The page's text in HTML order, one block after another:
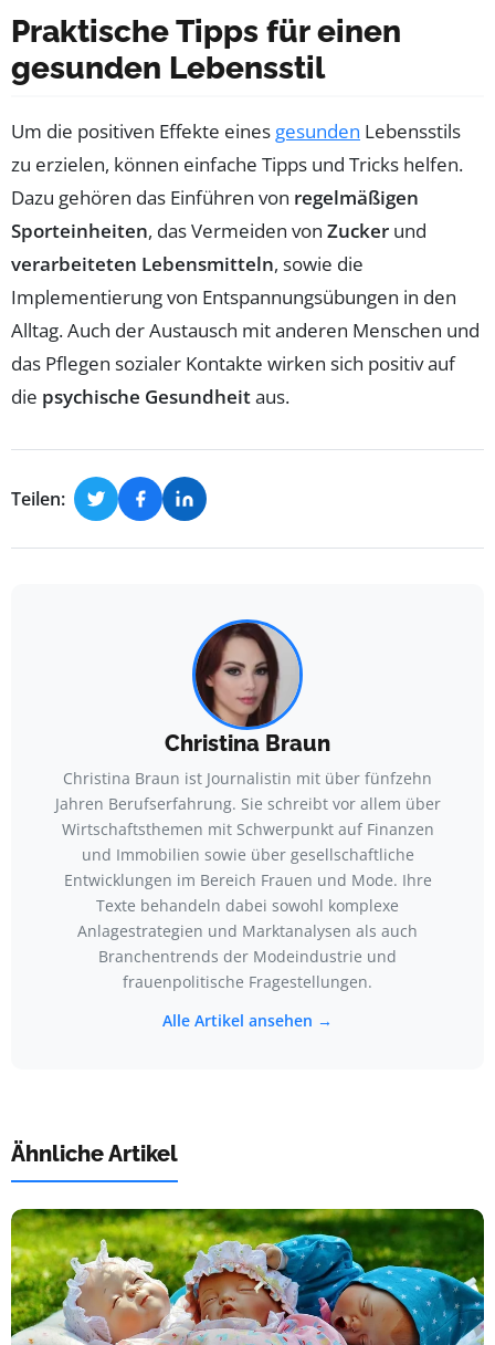
Praktische Tipps für einen
gesunden Lebensstil
Um die positiven Effekte eines gesunden Lebensstils
zu erzielen, können einfache Tipps und Tricks helfen.
Dazu gehören das Einführen von regelmäßigen
Sporteinheiten, das Vermeiden von Zucker und
verarbeiteten Lebensmitteln, sowie die
Implementierung von Entspannungsübungen in den
Alltag. Auch der Austausch mit anderen Menschen und
das Pflegen sozialer Kontakte wirken sich positiv auf
die psychische Gesundheitaus.
Teilen:
Christina Braun
Christina Braun ist Journalistin mit über fünfzehn
Jahren Berufserfahrung. Sie schreibt vor allem über
Wirtschaftsthemen mit Schwerpunkt auf Finanzen
und Immobilien sowie über gesellschaftliche
Entwicklungen im Bereich Frauen und Mode. Ihre
Texte behandeln dabei sowohl komplexe
Anlagestrategien und Marktanalysen als auch
Branchentrends der Modeindustrie und
frauenpolitische Fragestellungen.
Alle Artikel ansehen →
Ähnliche Artikel